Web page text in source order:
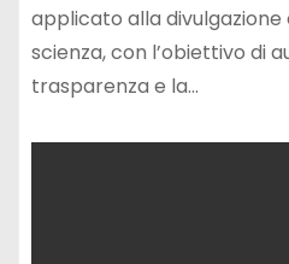
applicato alla
scienza, con l’obiettivo di
trasparenza e la…